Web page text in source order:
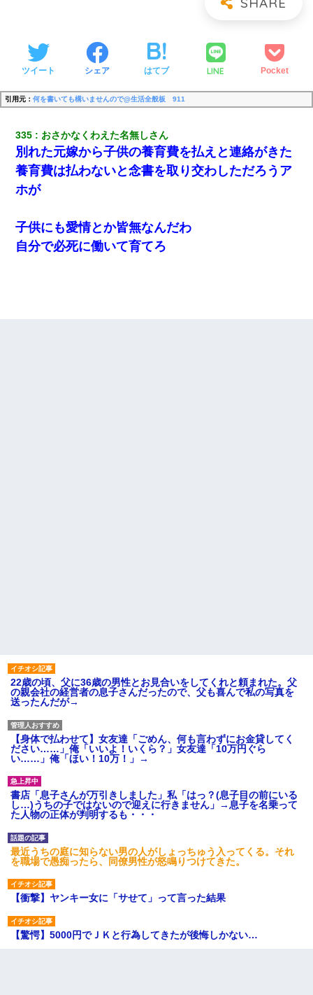
ツイート シェア はてブ LINE Pocket
引用元： 何を書いても構いませんので@生活全般板 911
335 おさかなくわえた名無しさん
別れた元嫁から子供の養育費を払えと連絡がきた
養育費は払わないと念書を取り交わしただろうア
ホが
子供にも愛情とか皆無なんだわ
自分で必死に働いて育てろ
22歳の頃、父に36歳の男性とお見合いをしてくれと頼まれた。父
の親会社の経営者の息子さんだったので、父も喜んで私の写真を
送ったんだが→
【身体で払わせて】女友達「ごめん、何も言わずにお金貸してく
ださい……」俺「いいよ！いくら？」女友達「10万円ぐら
い……」俺「ほい！10万！」→
書店「息子さんが万引きしました」私「はっ？(息子目の前にいる
し…)うちの子ではないので迎えに行きません」→息子を名乗って
た人物の正体が判明するも・・・
最近うちの庭に知らない男の人がしょっちゅう入ってくる。それ
を職場で愚痴ったら、同僚男性が怒鳴りつけてきた。
【衝撃】ヤンキー女に「サせて」って言った結果
【驚愕】5000円でＪＫと行為してきたが後悔しかない…